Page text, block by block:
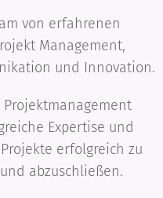
von erfahrenen
Management,
und Innovation.
Expertise und
erfolgreich zu
abzuschließen.